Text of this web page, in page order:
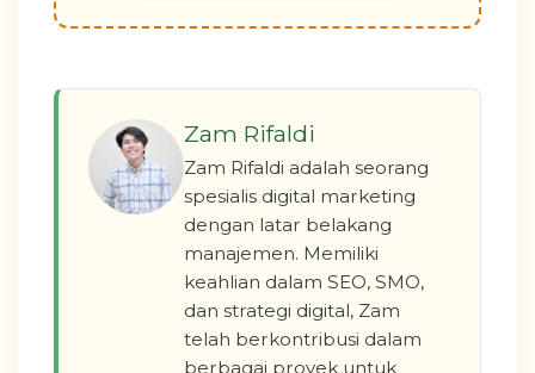
Zam Rifaldi
Zam Rifaldi adalah seorang
spesialis digital marketing
dengan latar belakang
manajemen. Memiliki
keahlian dalam SEO, SMO,
dan strategi digital, Zam
telah berkontribusi dalam
berbagai proyek untuk